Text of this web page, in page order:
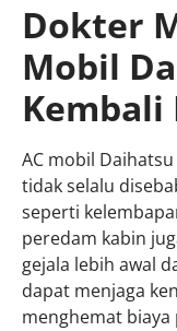
Dokter
Mobil
Kembali
AC mobil
tidak selalu
seperti
peredam kabin
gejala lebih awal
dapat menjaga
menghemat biaya